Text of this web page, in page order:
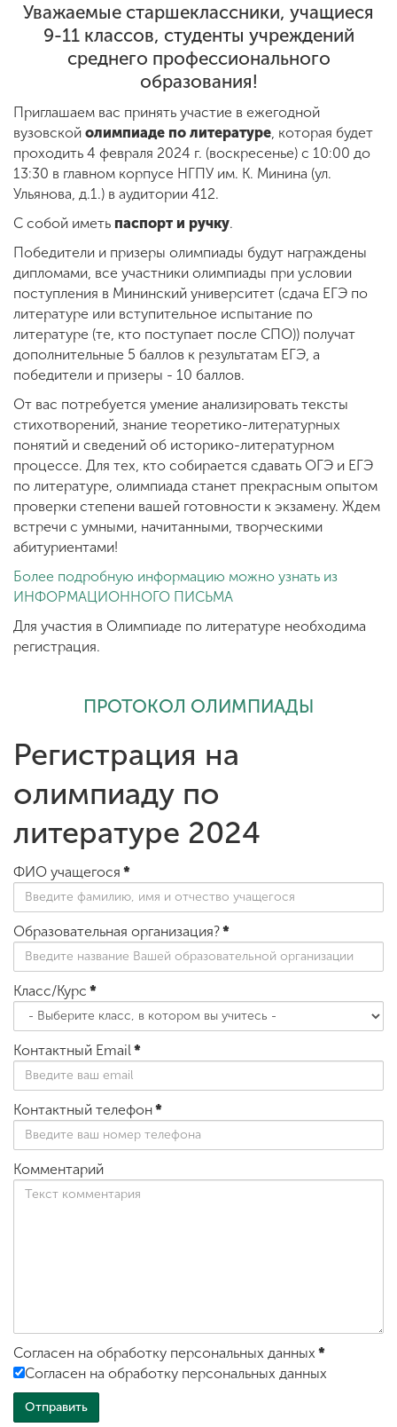
+7 (831) 262-26-20
Уважаемые старшеклассники, учащиеся
9-11 классов, студенты учреждений
среднего профессионального
образования!
Приглашаем вас принять участие в ежегодной
вузовской олимпиаде по литературе, которая будет
проходить 4 февраля 2024 г. (воскресенье) с 10:00 до
13:30 в главном корпусе НГПУ им. К. Минина (ул.
Ульянова, д.1.) в аудитории 412.
С собой иметь паспорт и ручку.
Победители и призеры олимпиады будут награждены
дипломами, все участники олимпиады при условии
поступления в Мининский университет (сдача ЕГЭ по
литературе или вступительное испытание по
литературе (те, кто поступает после СПО)) получат
дополнительные 5 баллов к результатам ЕГЭ, а
победители и призеры - 10 баллов.
От вас потребуется умение анализировать тексты
стихотворений, знание теоретико-литературных
понятий и сведений об историко-литературном
процессе. Для тех, кто собирается сдавать ОГЭ и ЕГЭ
по литературе, олимпиада станет прекрасным опытом
проверки степени вашей готовности к экзамену. Ждем
встречи с умными, начитанными, творческими
абитуриентами!
Более подробную информацию можно узнать из
ИНФОРМАЦИОННОГО ПИСЬМА
Для участия в Олимпиаде по литературе необходима
регистрация.
ПРОТОКОЛ ОЛИМПИАДЫ
Регистрация на
олимпиаду по
литературе 2024
ФИО учащегося *
Образовательная организация?*
Класс/Курс *
Контактный Email*
Контактный телефон*
Комментарий
Согласен на обработку персональных данных *
Согласен на обработку персональных данных